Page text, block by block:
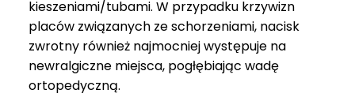
kieszeniami/tubami. W przypadku krzywizn
placów związanych ze schorzeniami, nacisk
zwrotny również najmocniej występuje na
newralgiczne miejsca, pogłębiając wadę
ortopedyczną.